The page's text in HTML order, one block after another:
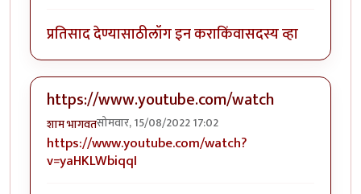
प्रतिसाद देण्यासाठीलॉग इन कराकिंवासदस्य व्हा
https://www.youtube.com/watch
शाम भागवतसोमवार, 15/08/2022 17:02
https://www.youtube.com/watch?
v=yaHKLWbiqqI